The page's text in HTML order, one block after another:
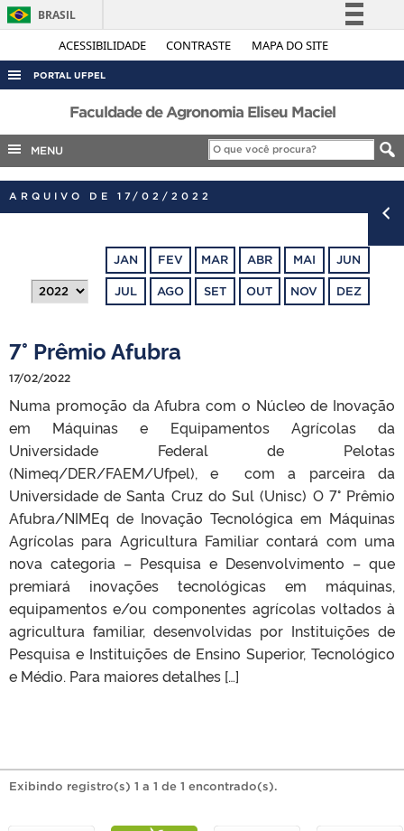
ACESSIBILIDADE CONTRASTE MAPA DO SITE
BRASIL
Simplifique!
Legislação
Canais
PORTAL UFPEL
ACESSO À INFORMAÇÃO
AUDITORIA
COBALTO
CONCURSOS
OUVIDORIA
TELEFONES
Faculdade de Agronomia Eliseu Maciel
MENU
ARQUIVO DE 17/02/2022
JAN FEV MAR ABR MAI JUN
JUL AGO SET OUT NOV DEZ
7° Prêmio Afubra
17/02/2022
Numa promoção da Afubra com o Núcleo de Inovação
em Máquinas e Equipamentos Agrícolas da
Universidade Federal de Pelotas
(Nimeq/DER/FAEM/Ufpel), e com a parceira da
Universidade de Santa Cruz do Sul (Unisc) O 7° Prêmio
Afubra/NIMEq de Inovação Tecnológica em Máquinas
Agrícolas para Agricultura Familiar contará com uma
nova categoria – Pesquisa e Desenvolvimento – que
premiará inovações tecnológicas em máquinas,
equipamentos e/ou componentes agrícolas voltados à
agricultura familiar, desenvolvidas por Instituições de
Pesquisa e Instituições de Ensino Superior, Tecnológico
e Médio. Para maiores detalhes […]
Exibindo registro(s) 1 a 1 de 1 encontrado(s).